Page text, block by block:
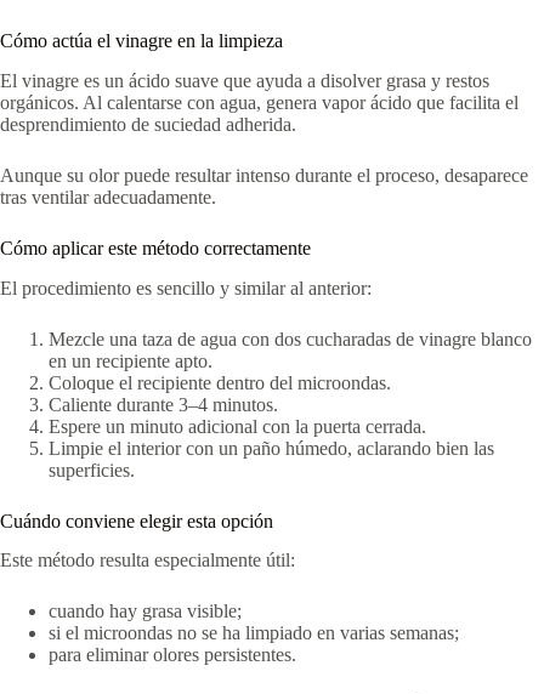
Cómo actúa el vinagre en la limpieza
El vinagre es un ácido suave que ayuda a disolver grasa y restos
orgánicos. Al calentarse con agua, genera vapor ácido que facilita el
desprendimiento de suciedad adherida.
Aunque su olor puede resultar intenso durante el proceso, desaparece
tras ventilar adecuadamente.
Cómo aplicar este método correctamente
El procedimiento es sencillo y similar al anterior:
Mezcle una taza de agua con dos cucharadas de vinagre blanco
en un recipiente apto.
Coloque el recipiente dentro del microondas.
Caliente durante 3–4 minutos.
Espere un minuto adicional con la puerta cerrada.
Limpie el interior con un paño húmedo, aclarando bien las
superficies.
Cuándo conviene elegir esta opción
Este método resulta especialmente útil:
cuando hay grasa visible;
si el microondas no se ha limpiado en varias semanas;
para eliminar olores persistentes.